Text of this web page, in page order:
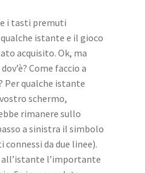
i tasti premuti
istante e il gioco
acquisito. Ok, ma
Come faccio a
Per qualche istante
schermo,
rimanere sullo
a sinistra il simbolo
da due linee).
l’importante